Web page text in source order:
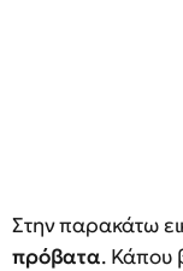
Στην παρακάτω
πρόβατα. Κάπου